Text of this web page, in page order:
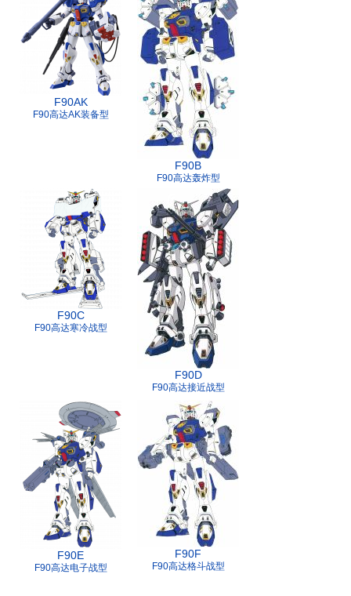
F90AK
F90高达AK装备型
F90B
F90高达轰炸型
F90C
F90高达寒冷战型
F90D
F90高达接近战型
F90E
F90高达电子战型
F90F
F90高达格斗战型